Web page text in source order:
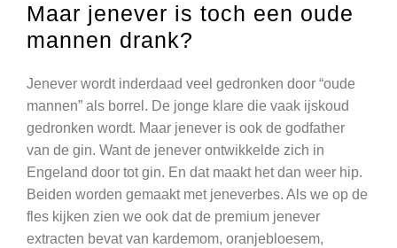
Maar jenever is toch een oude
mannen drank?
Jenever wordt inderdaad veel gedronken door “oude
mannen” als borrel. De jonge klare die vaak ijskoud
gedronken wordt. Maar jenever is ook de godfather
van de gin. Want de jenever ontwikkelde zich in
Engeland door tot gin. En dat maakt het dan weer hip.
Beiden worden gemaakt met jeneverbes. Als we op de
fles kijken zien we ook dat de premium jenever
extracten bevat van kardemom, oranjebloesem,